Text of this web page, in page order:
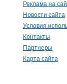
Реклама на
Новости сайта
Условия
Контакты
Партнеры
Карта сайта